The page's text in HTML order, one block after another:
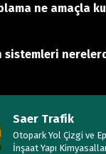
Saer Trafik
Otopark Yol Çizgi ve
İnşaat Yapı
ne amaçla
sistemleri
beton zemin
hangi